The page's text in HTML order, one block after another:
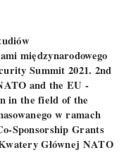
międzynarodowego
Summit 2021. 2nd
and the EU -
in the field of the
w ramach
Sponsorship Grants
Głównej NATO